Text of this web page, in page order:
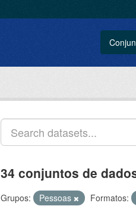
34 conjuntos de
Grupos: Pessoas Formatos: